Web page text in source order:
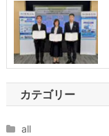
カテゴリー
all